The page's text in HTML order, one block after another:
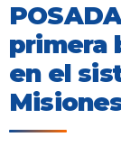
primera
en el